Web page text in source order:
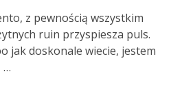
z pewnością wszystkim
ruin przyspiesza puls.
jak doskonale wiecie, jestem
…